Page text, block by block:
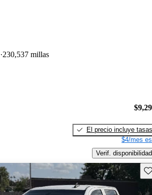
230,537 millas
El precio incluye tasas
$4/mes
Verif. disponibilidad